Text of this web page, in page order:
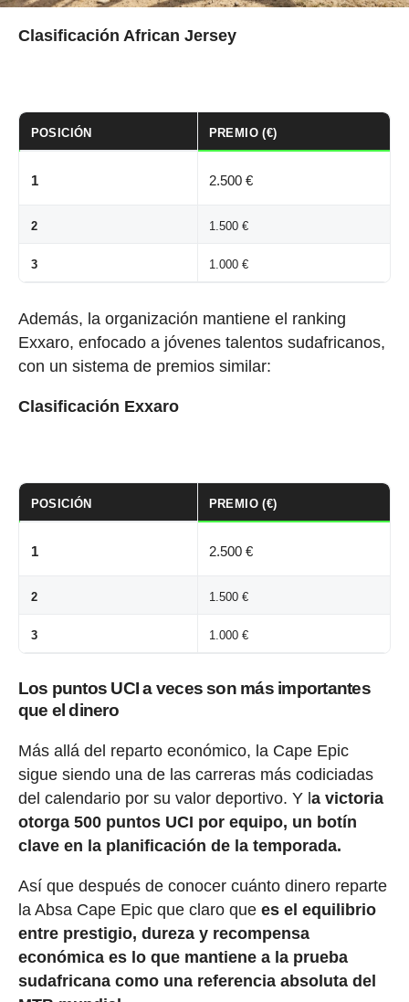
Clasificación African Jersey
POSICIÓN PREMIO (€)
1 2.500 €
2 1.500 €
3 1.000 €
Además, la organización mantiene el ranking
Exxaro, enfocado a jóvenes talentos sudafricanos,
con un sistema de premios similar:
Clasificación Exxaro
POSICIÓN PREMIO (€)
1 2.500 €
2 1.500 €
3 1.000 €
Los puntos UCI a veces son más importantes
que el dinero
Más allá del reparto económico, la Cape Epic
sigue siendo una de las carreras más codiciadas
del calendario por su valor deportivo. Y l a victoria
otorga 500 puntos UCI por equipo, un botín
clave en la planificación de la temporada.
Así que después de conocer cuánto dinero reparte
la Absa Cape Epic que claro que es el equilibrio
entre prestigio, dureza y recompensa
económica es lo que mantiene a la prueba
sudafricana como una referencia absoluta del